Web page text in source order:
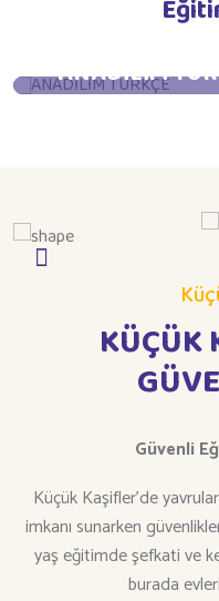
ANADİLİM
KÜÇÜK
Güvenli
Küçük Kaşifler’de
imkanı sunarken
yaş eğitimde şefkati ve
burada